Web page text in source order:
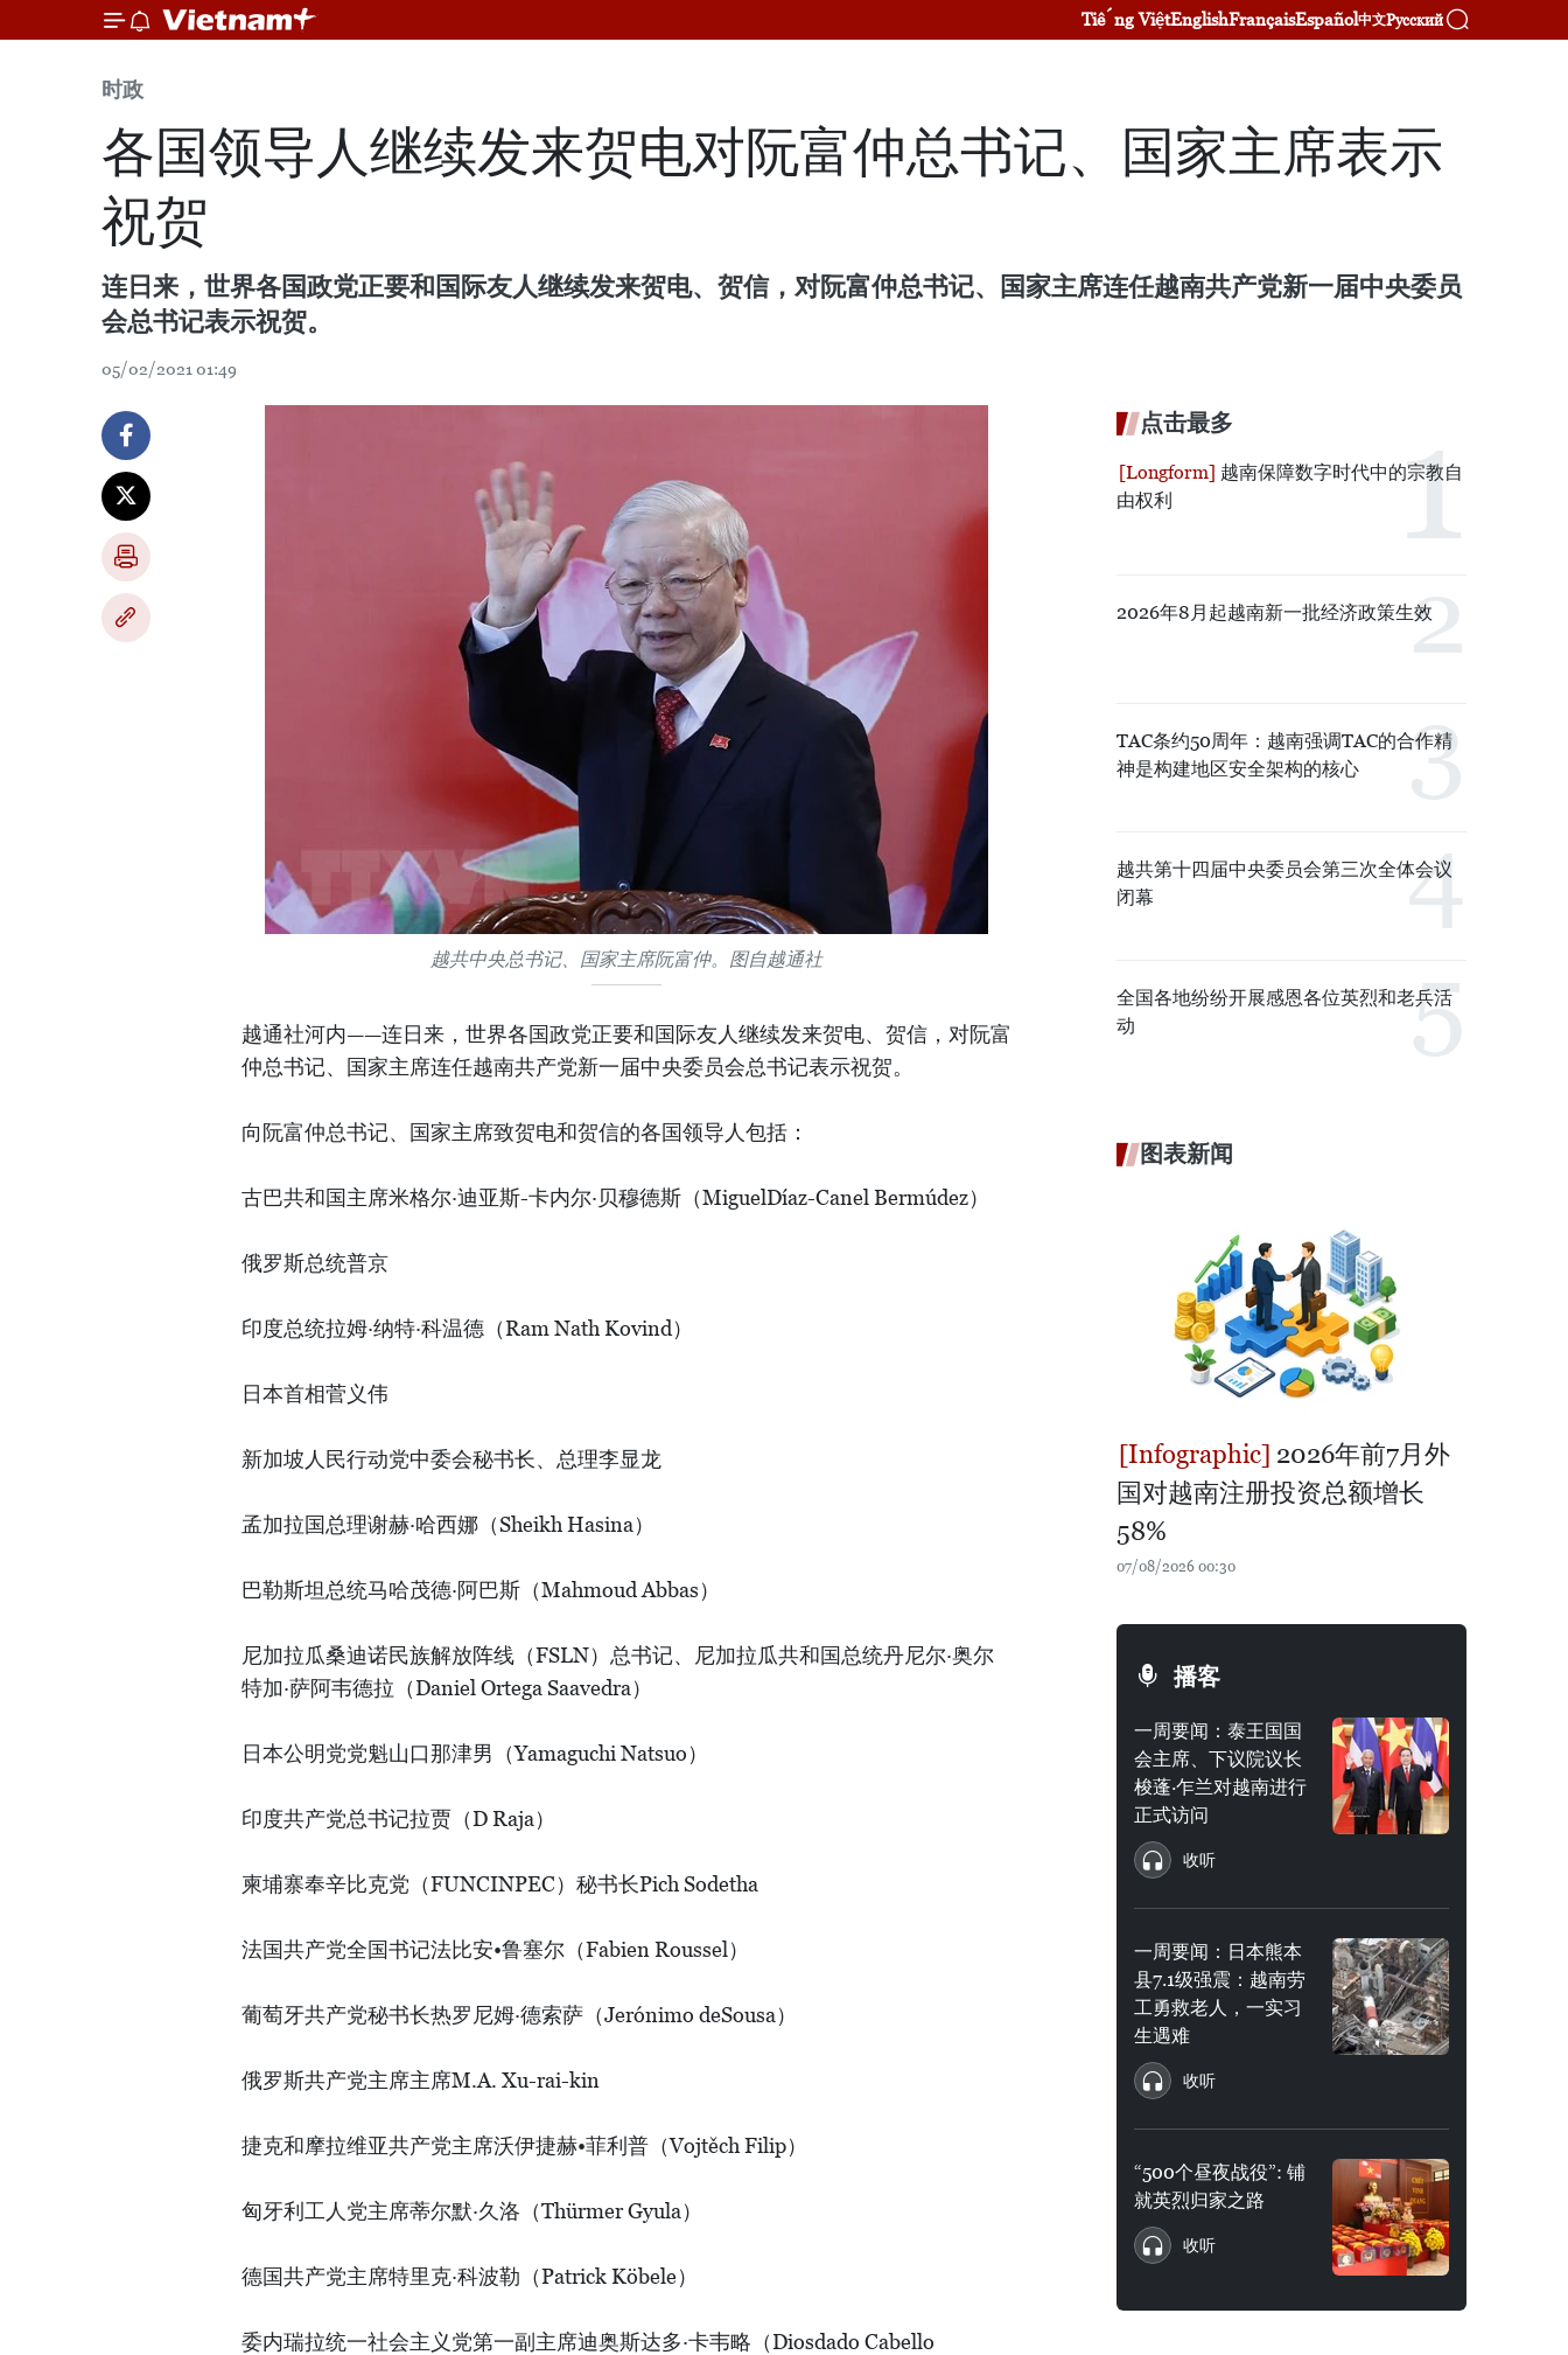
Tiếng ViệtEnglishFrançaisEspañol中文Русский
时政
各国领导人继续发来贺电对阮富仲总书记、国家主席表示
祝贺
连日来，世界各国政党正要和国际友人继续发来贺电、贺信，对阮富仲总书记、国家主席连任越南共产党新一届中央委员
会总书记表示祝贺。
05/02/2021 01:49
越共中央总书记、国家主席阮富仲。图自越通社
越通社河内——连日来，世界各国政党正要和国际友人继续发来贺电、贺信，对阮富
仲总书记、国家主席连任越南共产党新一届中央委员会总书记表示祝贺。
向阮富仲总书记、国家主席致贺电和贺信的各国领导人包括：
古巴共和国主席米格尔·迪亚斯-卡内尔·贝穆德斯（MiguelDíaz-Canel Bermúdez）
俄罗斯总统普京
印度总统拉姆·纳特·科温德（Ram Nath Kovind）
日本首相菅义伟
新加坡人民行动党中委会秘书长、总理李显龙
孟加拉国总理谢赫·哈西娜（Sheikh Hasina）
巴勒斯坦总统马哈茂德·阿巴斯（Mahmoud Abbas）
尼加拉瓜桑迪诺民族解放阵线（FSLN）总书记、尼加拉瓜共和国总统丹尼尔·奥尔
特加·萨阿韦德拉（Daniel Ortega Saavedra）
日本公明党党魁山口那津男（Yamaguchi Natsuo）
印度共产党总书记拉贾（D Raja）
柬埔寨奉辛比克党（FUNCINPEC）秘书长Pich Sodetha
法国共产党全国书记法比安•鲁塞尔（Fabien Roussel）
葡萄牙共产党秘书长热罗尼姆·德索萨（Jerónimo deSousa）
俄罗斯共产党主席主席M.A. Xu-rai-kin
捷克和摩拉维亚共产党主席沃伊捷赫•菲利普（Vojtěch Filip）
匈牙利工人党主席蒂尔默·久洛（Thürmer Gyula）
德国共产党主席特里克·科波勒（Patrick Köbele）
委内瑞拉统一社会主义党第一副主席迪奥斯达多·卡韦略（Diosdado Cabello
点击最多
越南保障数字时代中的宗教自
由权利
2026年8月起越南新一批经济政策生效
TAC条约50周年：越南强调TAC的合作精
神是构建地区安全架构的核心
越共第十四届中央委员会第三次全体会议
闭幕
全国各地纷纷开展感恩各位英烈和老兵活
动
图表新闻
2026年前7月外
国对越南注册投资总额增长
58%
07/08/2026 00:30
播客
一周要闻：泰王国国
会主席、下议院议长
梭蓬·乍兰对越南进行
正式访问
收听
一周要闻：日本熊本
县7.1级强震：越南劳
工勇救老人，一实习
生遇难
收听
“500个昼夜战役”: 铺
就英烈归家之路
收听